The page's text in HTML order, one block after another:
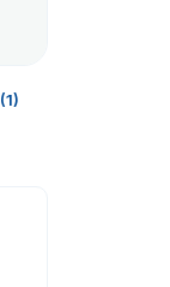
(1)